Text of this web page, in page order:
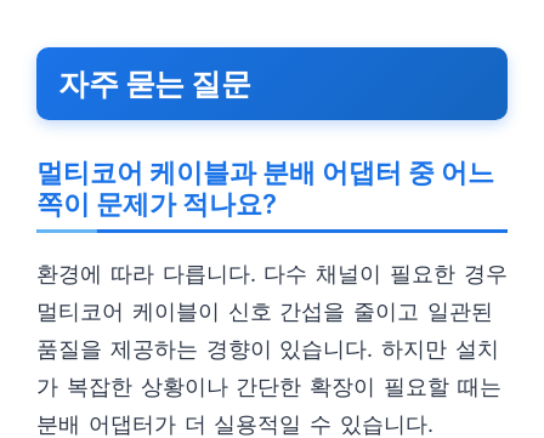
자주 묻는 질문
멀티코어 케이블과 분배 어댑터 중 어느
쪽이 문제가 적나요?
환경에 따라 다릅니다. 다수 채널이 필요한 경우
멀티코어 케이블이 신호 간섭을 줄이고 일관된
품질을 제공하는 경향이 있습니다. 하지만 설치
가 복잡한 상황이나 간단한 확장이 필요할 때는
분배 어댑터가 더 실용적일 수 있습니다.